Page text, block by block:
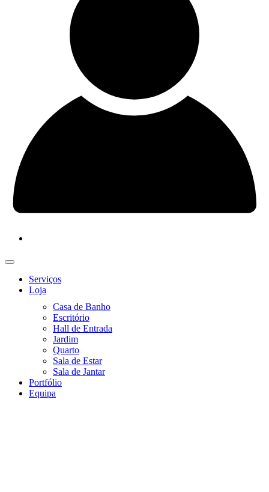
Serviços
Loja
Casa de Banho
Escritório
Hall de Entrada
Jardim
Quarto
Sala de Estar
Sala de Jantar
Portfólio
Equipa